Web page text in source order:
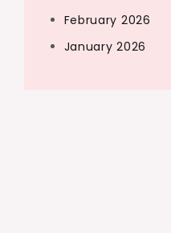
February 2026
January 2026